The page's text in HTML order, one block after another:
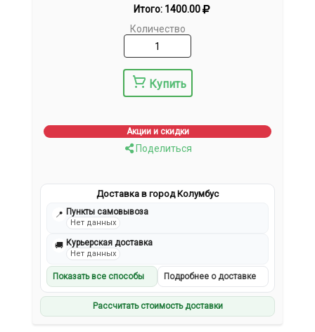
Итого: 1400.00
Количество
Купить
Акции и скидки
Поделиться
Доставка в город Колумбус
📍 Пункты самовывоза
Нет данных
🚚 Курьерская доставка
Нет данных
Показать все способы Подробнее о доставке
Рассчитать стоимость доставки